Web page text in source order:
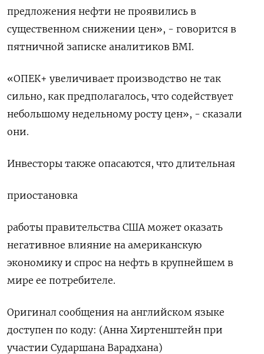
предложения нефти не проявились в
существенном снижении цен», - говорится в
пятничной записке аналитиков BMI.
«ОПЕК+ увеличивает производство не так
сильно, как предполагалось, что содействует
небольшому недельному росту цен», - сказали
они.
Инвесторы также опасаются, что длительная
приостановка
работы правительства США может оказать
негативное влияние на американскую
экономику и спрос на нефть в крупнейшем в
мире ее потребителе.
Оригинал сообщения на английском языке
доступен по коду: (Анна Хиртенштейн при
участии Сударшана Варадхана)